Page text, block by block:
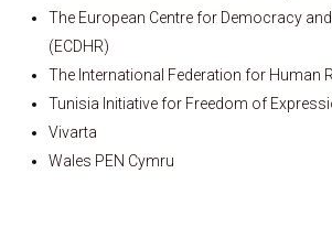
The European Centre for Democracy
(ECDHR)
The International Federation for Human
Tunisia Initiative for Freedom of
Vivarta
Wales PEN Cymru